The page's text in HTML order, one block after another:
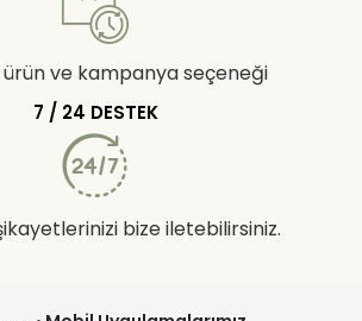
ve kampanya seçeneği
7 / 24 DESTEK
bize iletebilirsiniz.